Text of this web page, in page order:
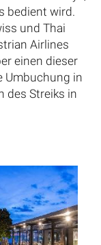
bedient wird.
und Thai
Airlines
einen dieser
Umbuchung in
des Streiks in